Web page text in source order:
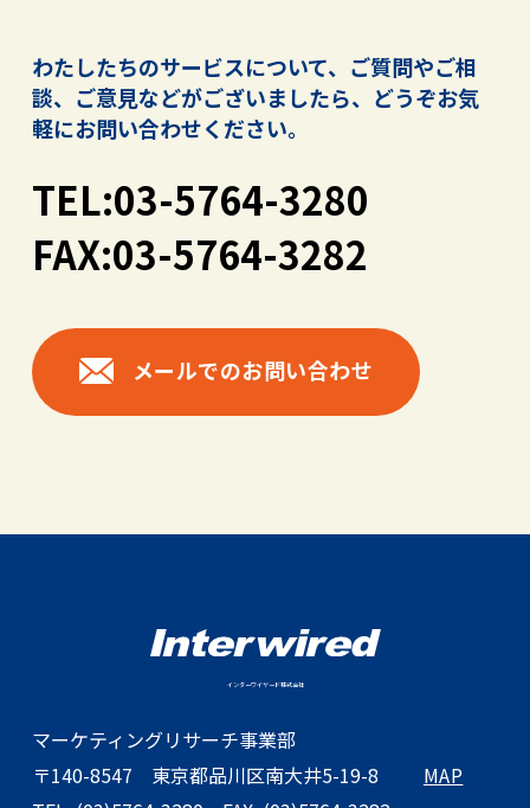
わたしたちのサービスについて、ご質問やご相
談、ご意見などがございましたら、 どうぞお気
軽にお問い合わせください。
TEL:03-5764-3280
FAX:03-5764-3282
メールでのお問い合わせ
インターワイヤード株式会社
マーケティングリサーチ事業部
〒140-8547 東京都品川区南大井5-19-8
MAP